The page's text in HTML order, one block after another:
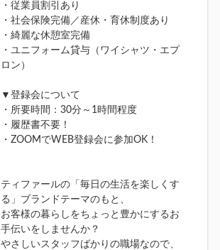
・従業員割引あり
・社会保険完備／産休・育休制度あり
・綺麗な休憩室完備
・ユニフォーム貸与（ワイシャツ・エプ
ロン）
▼登録会について
・所要時間：30分～1時間程度
・履歴書不要！
・ZOOMでWEB登録会に参加OK！
ティファールの「毎日の生活を楽しくす
る」ブランドテーマのもと、
お客様の暮らしをちょっと豊かにするお
手伝いをしませんか？
やさしいスタッフばかりの職場なので、